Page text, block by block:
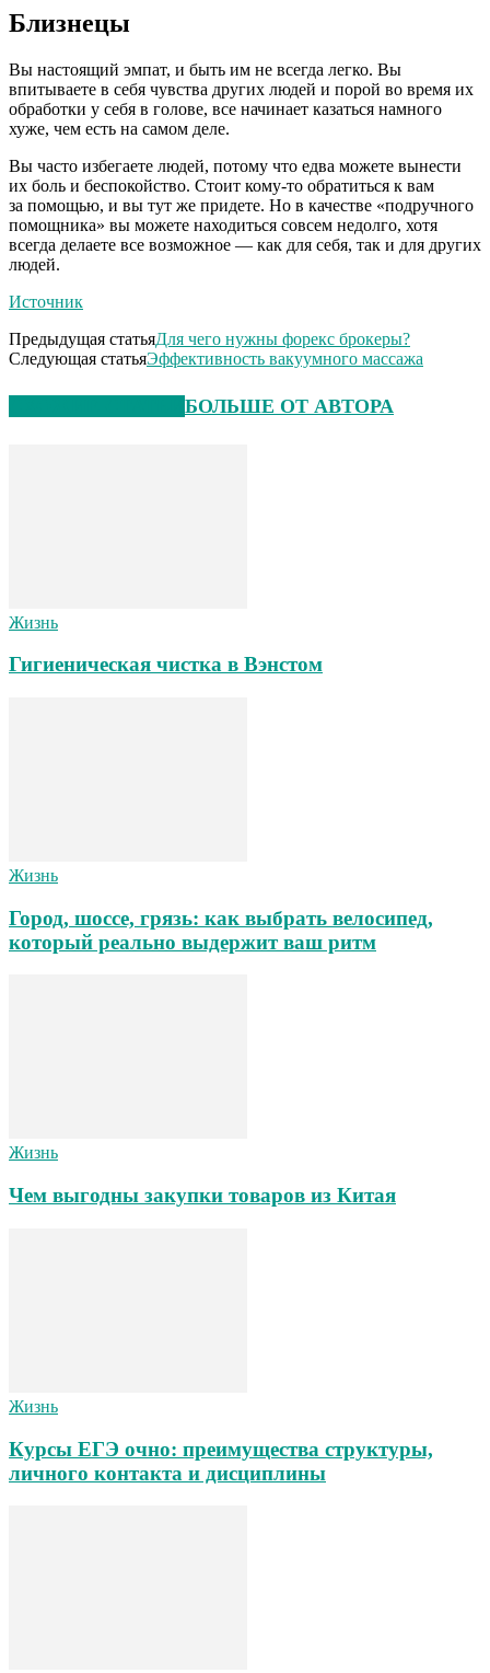
Близнецы
Вы настоящий эмпат, и быть им не всегда легко. Вы
впитываете в себя чувства других людей и порой во время их
обработки у себя в голове, все начинает казаться намного
хуже, чем есть на самом деле.
Вы часто избегаете людей, потому что едва можете вынести
их боль и беспокойство. Стоит кому-то обратиться к вам
за помощью, и вы тут же придете. Но в качестве «подручного
помощника» вы можете находиться совсем недолго, хотя
всегда делаете все возможное — как для себя, так и для других
людей.
Источник
Предыдущая статьяДля чего нужны форекс брокеры?
Следующая статьяЭффективность вакуумного массажа
БОЛЬШЕ ОТ АВТОРА
Жизнь
Гигиеническая чистка в Вэнстом
Жизнь
Город, шоссе, грязь: как выбрать велосипед,
который реально выдержит ваш ритм
Жизнь
Чем выгодны закупки товаров из Китая
Жизнь
Курсы ЕГЭ очно: преимущества структуры,
личного контакта и дисциплины